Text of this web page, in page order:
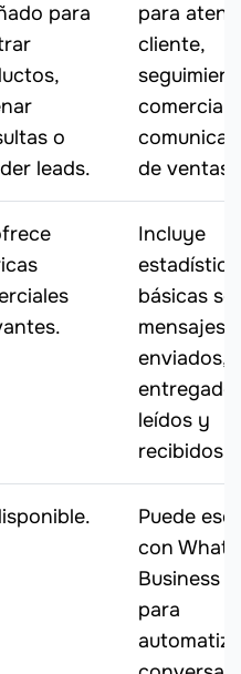
para
o
leads.
para
cliente,
comercial
de ventas.
Incluye
básicas
mensajes
enviados,
leídos y
recibidos.
Puede
con
Business
para